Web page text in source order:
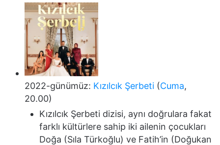
2022-günümüz: Kızılcık Şerbeti (Cuma,
20.00)
Kızılcık Şerbeti dizisi, aynı doğrulara fakat
farklı kültürlere sahip iki ailenin çocukları
Doğa (Sıla Türkoğlu) ve Fatih’in (Doğukan